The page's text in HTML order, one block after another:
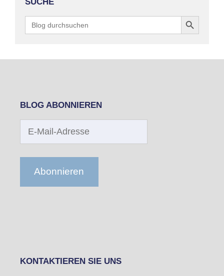
SUCHE
for:
Search Button
BLOG ABONNIEREN
Mail-
Abonnieren
KONTAKTIEREN SIE UNS